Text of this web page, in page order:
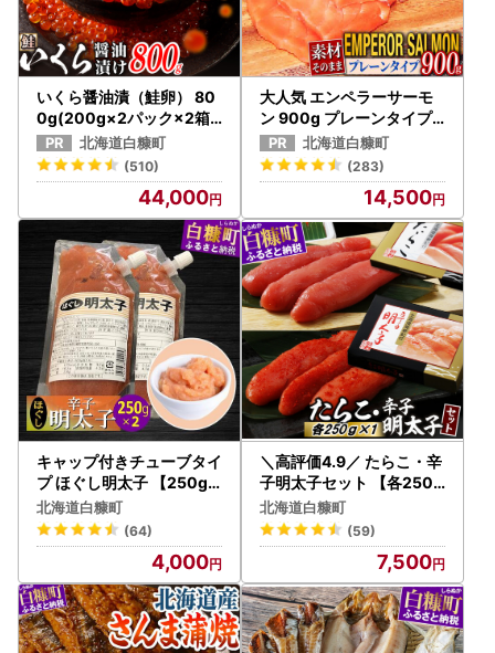
いくら醤油漬（鮭卵） 80
0g(200g×2パック×2箱)
_K044-1677
北海道白糠町
(510)
44,000
大人気 エンペラーサーモ
ン 900g プレーンタイプ
小分け 鮭 サーモン アトラ
ンティックサーモン 水産
庁長官賞 受賞 さけ シャケ
しゃけ sake カルパッチョ
ソテー レアステーキ 人気
高級 大満足 美味しい 贈答
生食用 刺身 お刺身 刺し身
魚介類 海鮮 冷凍 厚切り 薄
切り ふるさと納税 北海道
白糠町_T014-0911
北海道白糠町
(283)
14,500
キャップ付きチューブタイ
プ ほぐし明太子 【250g×
2 合計500g】_I004-069
1
北海道白糠町
(64)
4,000
＼高評価4.9／ たらこ・辛
子明太子セット 【各250g
×1】_L007-0736-A
北海道白糠町
(59)
7,500